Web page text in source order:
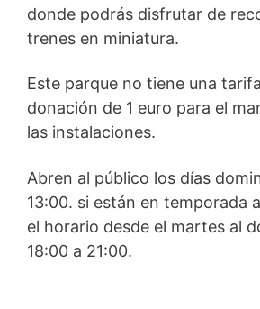
donde podrás disfrutar de
trenes en miniatura.
Este parque no tiene una
donación de 1 euro para el
las instalaciones.
Abren al público los días
13:00. si están en temporada
el horario desde el martes al
18:00 a 21:00.